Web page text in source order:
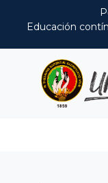
Educación